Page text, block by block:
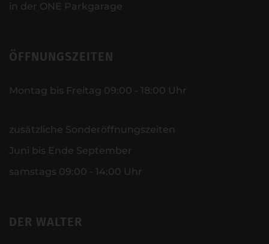
in der ONE Parkgarage
ÖFFNUNGSZEITEN
Montag bis Freitag 09:00 - 18:00 Uhr
zusätzliche Sonderöffnungszeiten
Juni bis Ende September
samstags 09:00 - 14:00 Uhr
DER WALTER